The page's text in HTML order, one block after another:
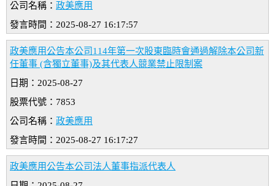
公司名稱： 政美應用
發言時間：2025-08-27 16:17:57
政美應用公告本公司114年第一次股東臨時會通過解除本公司新
任董事 (含獨立董事)及其代表人競業禁止限制案
日期：2025-08-27
股票代號：7853
公司名稱： 政美應用
發言時間：2025-08-27 16:17:27
政美應用公告本公司法人董事指派代表人